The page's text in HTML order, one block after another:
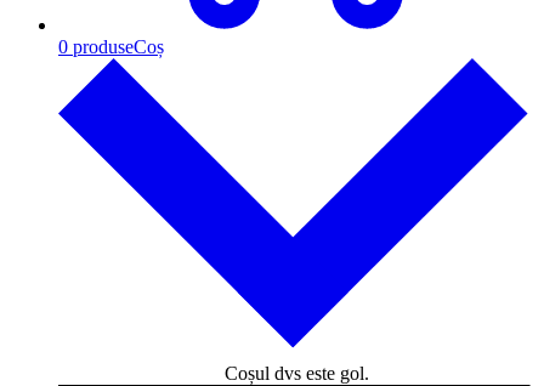
0 produseCoș
Coșul dvs este gol.